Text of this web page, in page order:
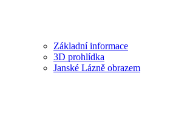
Základní informace
3D prohlídka
Janské Lázně obrazem